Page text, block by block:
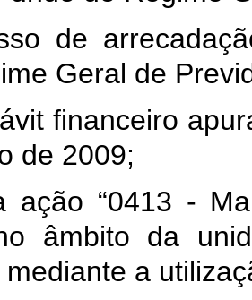
de
Geral de
financeiro
de 2009;
ação “0413 -
âmbito da
mediante a